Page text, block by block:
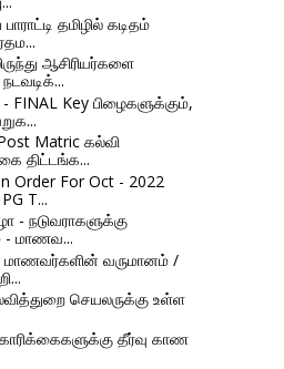
தமிழில் கடிதம்
ஆசிரியர்களை
நடவடிக்...
FINAL Key பிழைகளுக்கும்,
Matric கல்வி
திட்டங்க...
Order For Oct - 2022
T...
- நடுவராகளுக்கு
- மாணவ...
மாணவர்களின் வருமானம் /
செயலருக்கு உள்ள
தீர்வு காண